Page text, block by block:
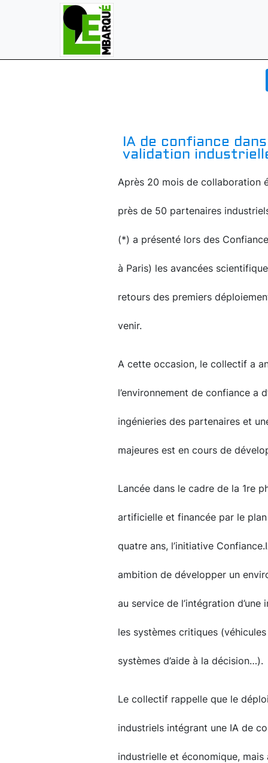
IA de confiance
validation
Après 20 mois de collaboration
près de 50 partenaires
(*) a présenté lors des
à Paris) les avancées
retours des premiers
venir.
A cette occasion, le collectif a
l’environnement de confiance a
ingénieries des partenaires et
majeures est en cours de
Lancée dans le cadre de la 1re
artificielle et financée par le
quatre ans, l’initiative
ambition de développer un
au service de l’intégration
les systèmes critiques
systèmes d’aide à la décision…).
Le collectif rappelle que le
industriels intégrant une IA de
industrielle et économique, mais